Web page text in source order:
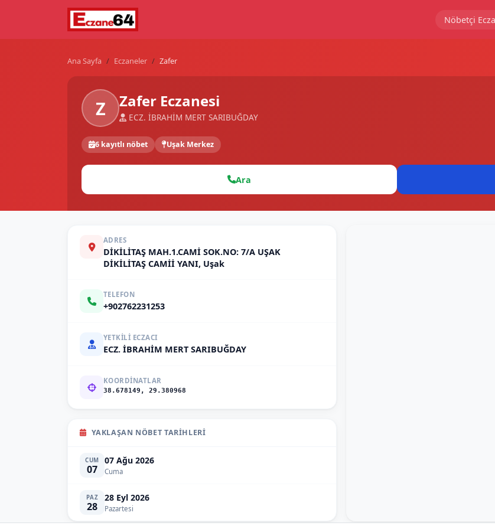
Nöbetçi
Ana Sayfa Eczaneler Zafer
Z Zafer Eczanesi
ECZ. İBRAHİM MERT SARIBUĞDAY
6 kayıtlı nöbet Uşak Merkez
Ara
ADRES
DİKİLİTAŞ MAH.1.CAMİ SOK.NO: 7/A UŞAK
DİKİLİTAŞ CAMİİ YANI, Uşak
TELEFON
+902762231253
YETKILI ECZACI
ECZ. İBRAHİM MERT SARIBUĞDAY
KOORDINATLAR
38.678149, 29.380968
YAKLAŞAN NÖBET TARIHLERI
CUM
07
07 Ağu 2026
Cuma
PAZ
28
28 Eyl 2026
Pazartesi